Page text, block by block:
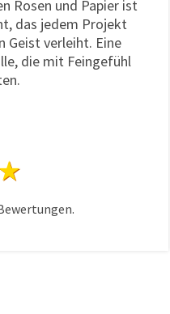
Rosen und Papier ist
das jedem Projekt
Geist verleiht. Eine
die mit Feingefühl
Sterne